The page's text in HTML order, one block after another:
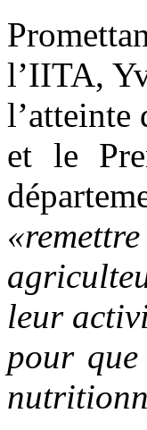
l’IITA,
l’atteinte
et le
leur
pour